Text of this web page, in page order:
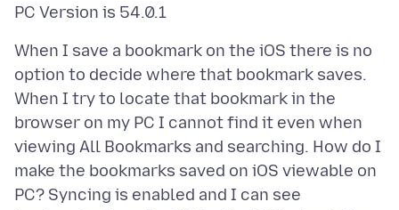
When I save a bookmark on the iOS there is no
option to decide where that bookmark saves.
When I try to locate that bookmark in the
browser on my PC I cannot find it even when
viewing All Bookmarks and searching. How do I
make the bookmarks saved on iOS viewable on
PC? Syncing is enabled and I can see